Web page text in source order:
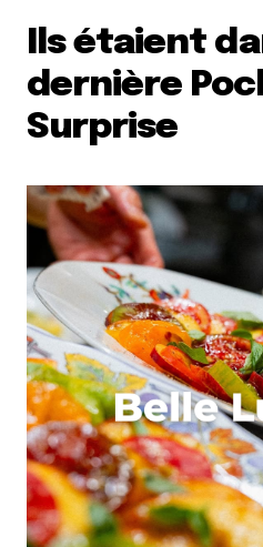
Ils étaient
dernière
Surprise